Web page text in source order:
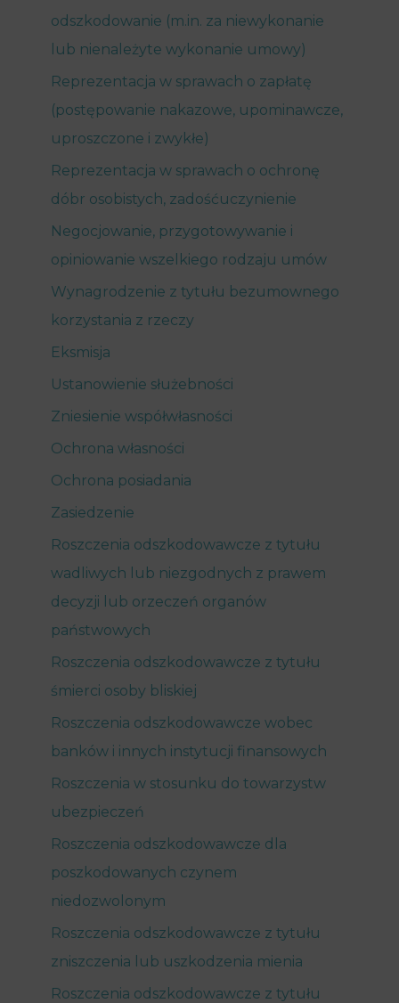
odszkodowanie (m.in. za niewykonanie
lub nienależyte wykonanie umowy)
Reprezentacja w sprawach o zapłatę
(postępowanie nakazowe, upominawcze,
uproszczone i zwykłe)
Reprezentacja w sprawach o ochronę
dóbr osobistych, zadośćuczynienie
Negocjowanie, przygotowywanie i
opiniowanie wszelkiego rodzaju umów
Wynagrodzenie z tytułu bezumownego
korzystania z rzeczy
Eksmisja
Ustanowienie służebności
Zniesienie współwłasności
Ochrona własności
Ochrona posiadania
Zasiedzenie
Roszczenia odszkodowawcze z tytułu
wadliwych lub niezgodnych z prawem
decyzji lub orzeczeń organów
państwowych
Roszczenia odszkodowawcze z tytułu
śmierci osoby bliskiej
Roszczenia odszkodowawcze wobec
banków i innych instytucji finansowych
Roszczenia w stosunku do towarzystw
ubezpieczeń
Roszczenia odszkodowawcze dla
poszkodowanych czynem
niedozwolonym
Roszczenia odszkodowawcze z tytułu
zniszczenia lub uszkodzenia mienia
Roszczenia odszkodowawcze z tytułu